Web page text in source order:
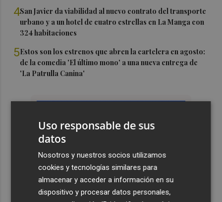
4San Javier da viabilidad al nuevo contrato del transporte
urbano y a un hotel de cuatro estrellas en La Manga con
324 habitaciones
5Estos son los estrenos que abren la cartelera en agosto:
de la comedia 'El último mono' a una nueva entrega de
'La Patrulla Canina'
Uso responsable de sus
datos
Nosotros y nuestros socios utilizamos
cookies y tecnologías similares para
almacenar y acceder a información en su
dispositivo y procesar datos personales,